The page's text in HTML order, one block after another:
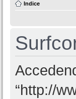
Indice
“http://